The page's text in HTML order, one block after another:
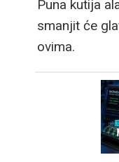
Puna kutija
smanjit će
ovima.